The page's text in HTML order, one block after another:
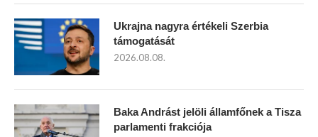
Ukrajna nagyra értékeli Szerbia
támogatását
2026.08.08.
Baka Andrást jelöli államfőnek a Tisza
parlamenti frakciója